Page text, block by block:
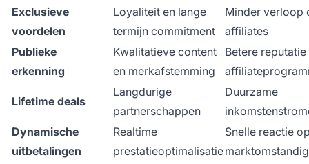
Exclusieve
voordelen
Loyaliteit en lange
termijn commitment
Minder verloop
affiliates
Publieke
erkenning
Kwalitatieve content
en merkafstemming
Betere reputatie
Lifetime deals
Langdurige
partnerschappen
Duurzame
Dynamische
uitbetalingen
Realtime
prestatieoptimalisatie
Snelle reactie